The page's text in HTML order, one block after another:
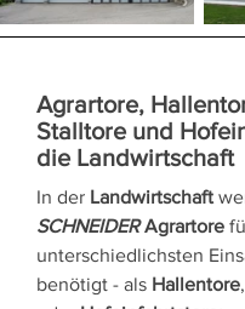
Agrartore,
Stalltore und
die Landwirtschaft
In der Landwirtschaft
SCHNEIDERAgrartore
unterschiedlichsten
benötigt - als Hallentore,